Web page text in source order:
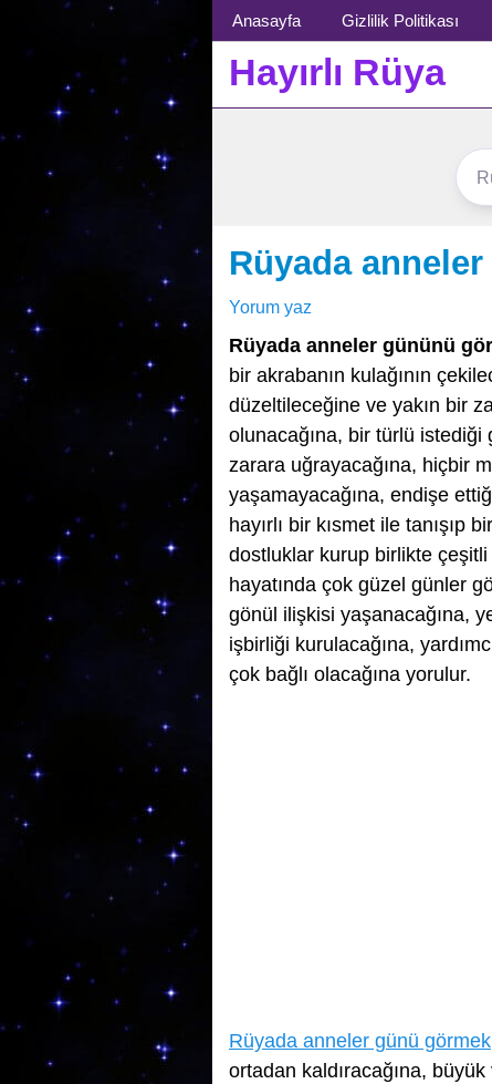
Menü
Anasayfa Gizlilik Politikası
Hayırlı Rüya
Rüyada
Yorum yaz
Rüyada anneler gününü
bir akrabanın kulağının
düzeltileceğine ve yakın bir
olunacağına, bir türlü
zarara uğrayacağına, hiçbir
yaşamayacağına, endişe
hayırlı bir kısmet ile tanışıp
dostluklar kurup birlikte
hayatında çok güzel günler
gönül ilişkisi yaşanacağına,
işbirliği kurulacağına,
çok bağlı olacağına yorulur.
Rüyada anneler günü görmek
ortadan kaldıracağına,